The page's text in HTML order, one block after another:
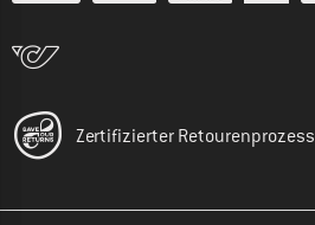
Zertifizierter Retourenprozess